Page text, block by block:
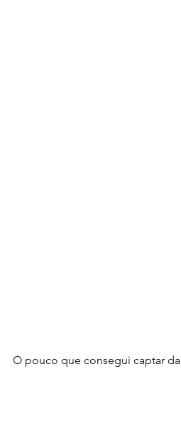
O pouco que consegui captar